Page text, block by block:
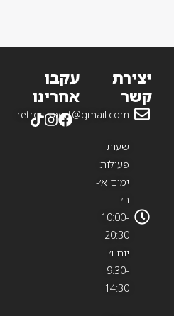
יצירת
קשר
retros.sport@gmail.com
שעות
פעילות:
ימים א׳-
ה׳
10:00-
20:30
יום ו׳
9:30-
14:30
עקבו
אחרינו